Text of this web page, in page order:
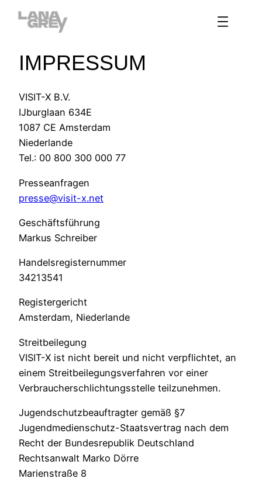
Zum
Inhalt
IMPRESSUM
VISIT-X B.V.
IJburglaan 634E
1087 CE Amsterdam
Niederlande
Tel.: 00 800 300 000 77
Presseanfragen
presse@visit-x.net
Geschäftsführung
Markus Schreiber
Handelsregisternummer
34213541
Registergericht
Amsterdam, Niederlande
Streitbeilegung
VISIT-X ist nicht bereit und nicht verpflichtet, an
einem Streitbeilegungsverfahren vor einer
Verbraucherschlichtungsstelle teilzunehmen.
Jugendschutzbeauftragter gemäß §7
Jugendmedienschutz-Staatsvertrag nach dem
Recht der Bundesrepublik Deutschland
Rechtsanwalt Marko Dörre
Marienstraße 8